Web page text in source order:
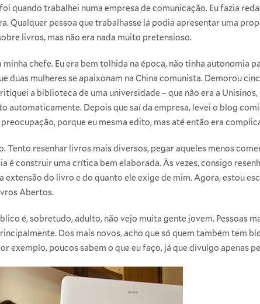
quando trabalhei numa empresa de comunicação. Eu fazia
Qualquer pessoa que trabalhasse lá podia apresentar uma
livros, mas não era nada muito pretensioso.
chefe. Eu era bem tolhida na época, não tinha autonomia
duas mulheres se apaixonam na China comunista. Demorou
a biblioteca de uma universidade – que não era a
automaticamente. Depois que saí da empresa, levei o blog
porque eu mesma edito, mas até então era
Tento resenhar livros mais diversos, pegar aqueles menos
é construir uma crítica bem elaborada. Às vezes, consigo
extensão do livro e do quanto ele exige de mim. Agora, estou
Abertos.
é, sobretudo, adulto, não vejo muita gente jovem. Pessoas
Dos mais novos, acho que só quem também tem
exemplo, poucos sabem o que eu faço, já que divulgo apenas